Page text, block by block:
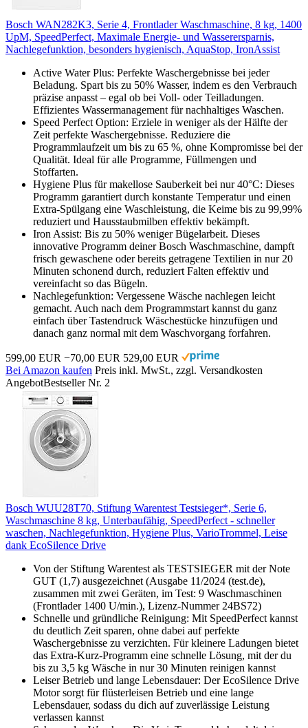
Bosch WAN282K3, Serie 4, Frontlader Waschmaschine, 8 kg, 1400
UpM, SpeedPerfect, Maximale Energie- und Wasserersparnis,
Nachlegefunktion, besonders hygienisch, AquaStop, IronAssist
Active Water Plus: Perfekte Waschergebnisse bei jeder
Beladung. Spart bis zu 50% Wasser, indem es den Verbrauch
präzise anpasst – egal ob bei Voll- oder Teilladungen.
Effizientes Wassermanagement für nachhaltiges Waschen.
Speed Perfect Option: Erziele in weniger als der Hälfte der
Zeit perfekte Waschergebnisse. Reduziere die
Programmlaufzeit um bis zu 65 %, ohne Kompromisse bei der
Qualität. Ideal für alle Programme, Füllmengen und
Stoffarten.
Hygiene Plus für makellose Sauberkeit bei nur 40°C: Dieses
Programm garantiert durch konstante Temperatur und einen
Extra-Spülgang eine Waschleistung, die Keime bis zu 99,99%
reduziert und Hausstaubmilben effektiv bekämpft.
Iron Assist: Bis zu 50% weniger Bügelarbeit. Dieses
innovative Programm deiner Bosch Waschmaschine, dampft
frisch gewaschene oder bereits getragene Textilien in nur 20
Minuten schonend durch, reduziert Falten effektiv und
vereinfacht so das Bügeln.
Nachlegefunktion: Vergessene Wäsche nachlegen leicht
gemacht. Auch nach dem Programmstart kannst du ganz
einfach über Tastendruck Wäschestücke hinzufügen und
danach ganz normal mit dem Waschvorgang forfahren.
599,00 EUR −70,00 EUR 529,00 EUR
Bei Amazon kaufen Preis inkl. MwSt., zzgl. Versandkosten
AngebotBestseller Nr. 2
Bosch WUU28T70, Stiftung Warentest Testsieger*, Serie 6,
Waschmaschine 8 kg, Unterbaufähig, SpeedPerfect - schneller
waschen, Nachlegefunktion, Hygiene Plus, VarioTrommel, Leise
dank EcoSilence Drive
Von der Stiftung Warentest als TESTSIEGER mit der Note
GUT (1,7) ausgezeichnet (Ausgabe 11/2024 (test.de),
zusammen mit zwei Geräten, im Test: 9 Waschmaschinen
(Frontlader 1400 U/min.), Lizenz-Nummer 24BS72)
Schnelle und gründliche Reinigung: Mit SpeedPerfect kannst
du deutlich Zeit sparen, ohne dabei auf perfekte
Waschergebnisse zu verzichten. Für kleinere Ladungen bietet
das Extra-Kurz-Programm eine schnelle Lösung, mit der du
bis zu 3,5 kg Wäsche in nur 30 Minuten reinigen kannst
Leiser Betrieb und lange Lebensdauer: Der EcoSilence Drive
Motor sorgt für flüsterleisen Betrieb und eine lange
Lebensdauer, sodass du dich auf zuverlässige Leistung
verlassen kannst